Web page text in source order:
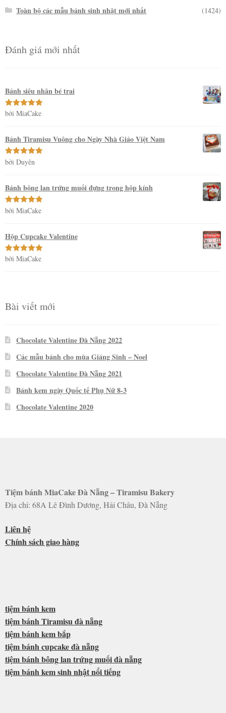
Toàn bộ các mẫu bánh sinh nhật mới nhất (1424)
Đánh giá mới nhất
Bánh siêu nhân bé trai
Được xếp
sao
bởi MiaCake
Bánh Tiramisu Vuông cho Ngày Nhà Giáo Việt Nam
Được xếp
bởi Duyên
Bánh bông lan trứng muối đựng trong hộp kính
Được xếp
bởi MiaCake
Hộp Cupcake Valentine
Được xếp
bởi MiaCake
Bài viết mới
Chocolate Valentine Đà Nẵng 2022
Các mẫu bánh cho mùa Giáng Sinh – Noel
Chocolate Valentine Đà Nẵng 2021
Bánh kem ngày Quốc tế Phụ Nữ 8-3
Chocolate Valentine 2020
Tiệm bánh MiaCake Đà Nẵng – Tiramisu Bakery
Địa chỉ: 68A Lê Đình Dương, Hải Châu, Đà Nẵng
Liên hệ
Chính sách giao hàng
tiệm bánh kem
tiệm bánh Tiramisu đà nẵng
tiệm bánh kem bắp
tiệm bánh cupcake đà nẵng
tiệm bánh bông lan trứng muối đà nẵng
tiệm bánh kem sinh nhật nổi tiếng